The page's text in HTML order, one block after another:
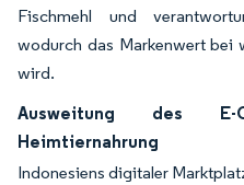
Fischmehl und
wodurch das Markenwert bei
wird.
Ausweitung des E-
Heimtiernahrung
Indonesiens digitaler